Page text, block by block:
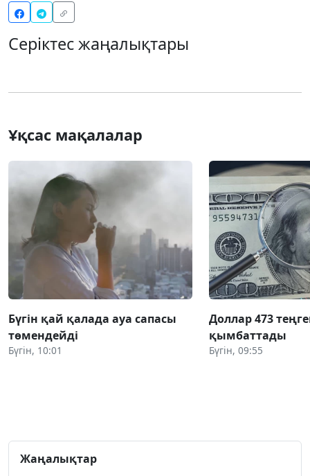
Серіктес жаңалықтары
Ұқсас мақалалар
Бүгін қай қалада ауа сапасы
төмендейді
Бүгін, 10:01
Доллар 473
қымбаттады
Бүгін, 09:55
Жаңалықтар